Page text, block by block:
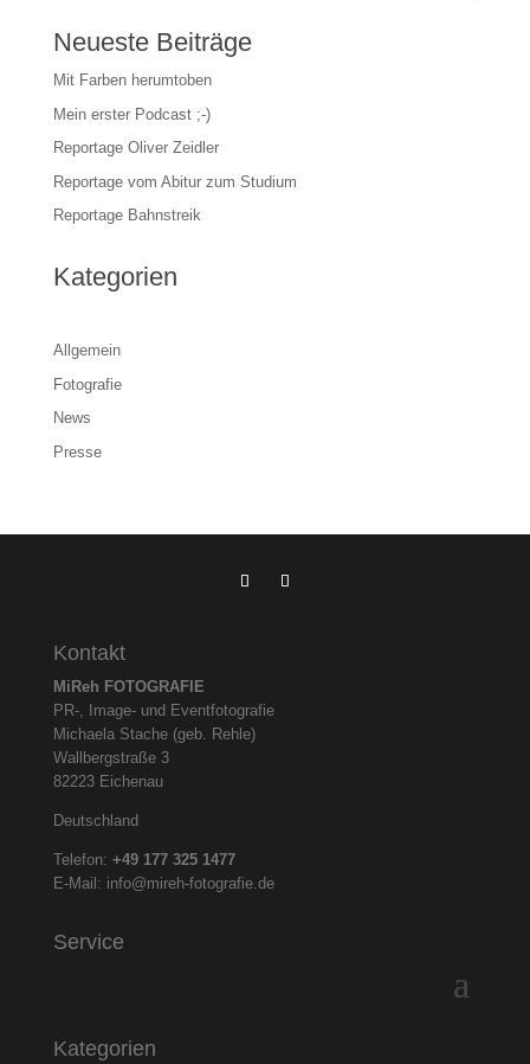
Neueste Beiträge
Mit Farben herumtoben
Mein erster Podcast ;-)
Reportage Oliver Zeidler
Reportage vom Abitur zum Studium
Reportage Bahnstreik
Kategorien
Allgemein
Fotografie
News
Presse
Kontakt
MiReh FOTOGRAFIE
PR-, Image- und Eventfotografie
Michaela Stache (geb. Rehle)
Wallbergstraße 3
82223 Eichenau
Deutschland
Telefon: +49 177 325 1477
E-Mail: info@mireh-fotografie.de
Service
Kategorien